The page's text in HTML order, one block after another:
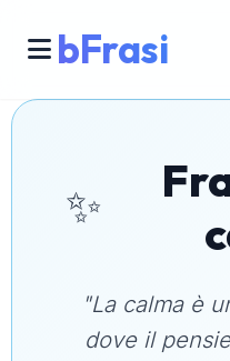
bFrasi
✨
"La calma è
dove il